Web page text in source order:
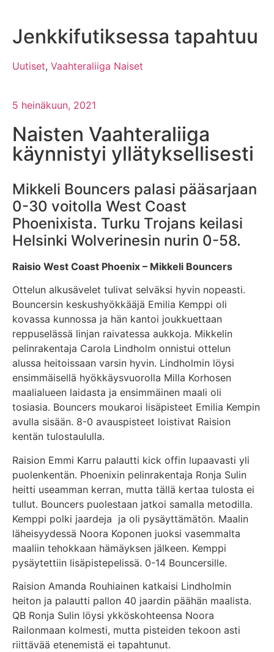
Jenkkifutiksessa tapahtuu
Uutiset, Vaahteraliiga Naiset
5 heinäkuun, 2021
Naisten Vaahteraliiga
käynnistyi yllätyksellisesti
Mikkeli Bouncers palasi pääsarjaan
0-30 voitolla West Coast
Phoenixista. Turku Trojans keilasi
Helsinki Wolverinesin nurin 0-58.
Raisio West Coast Phoenix – Mikkeli Bouncers
Ottelun alkusävelet tulivat selväksi hyvin nopeasti.
Bouncersin keskushyökkääjä Emilia Kemppi oli
kovassa kunnossa ja hän kantoi joukkuettaan
reppuselässä linjan raivatessa aukkoja. Mikkelin
pelinrakentaja Carola Lindholm onnistui ottelun
alussa heitoissaan varsin hyvin. Lindholmin löysi
ensimmäisellä hyökkäysvuorolla Milla Korhosen
maalialueen laidasta ja ensimmäinen maali oli
tosiasia. Bouncers moukaroi lisäpisteet Emilia Kempin
avulla sisään. 8-0 avauspisteet loistivat Raision
kentän tulostaululla.
Raision Emmi Karru palautti kick offin lupaavasti yli
puolenkentän. Phoenixin pelinrakentaja Ronja Sulin
heitti useamman kerran, mutta tällä kertaa tulosta ei
tullut. Bouncers puolestaan jatkoi samalla metodilla.
Kemppi polki jaardeja ja oli pysäyttämätön. Maalin
läheisyydessä Noora Koponen juoksi vasemmalta
maaliin tehokkaan hämäyksen jälkeen. Kemppi
pysäytettiin lisäpistepelissä. 0-14 Bouncersille.
Raision Amanda Rouhiainen katkaisi Lindholmin
heiton ja palautti pallon 40 jaardin päähän maalista.
QB Ronja Sulin löysi ykköskohteensa Noora
Railonmaan kolmesti, mutta pisteiden tekoon asti
riittävää etenemistä ei tapahtunut.